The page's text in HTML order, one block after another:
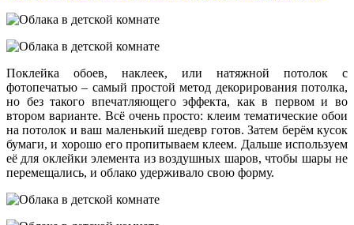
Поклейка обоев, наклеек, или натяжной потолок с
фотопечатью – самый простой метод декорирования потолка,
но без такого впечатляющего эффекта, как в первом и во
втором варианте. Всё очень просто: клеим тематические обои
на потолок и ваш маленький шедевр готов. Затем берём кусок
бумаги, и хорошо его пропитываем клеем. Дальше используем
её для оклейки элемента из воздушных шаров, чтобы шары не
перемещались, и облако удерживало свою форму.